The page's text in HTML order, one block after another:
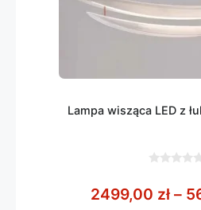
Lampa wisząca LED z
5
2499,00 zł –